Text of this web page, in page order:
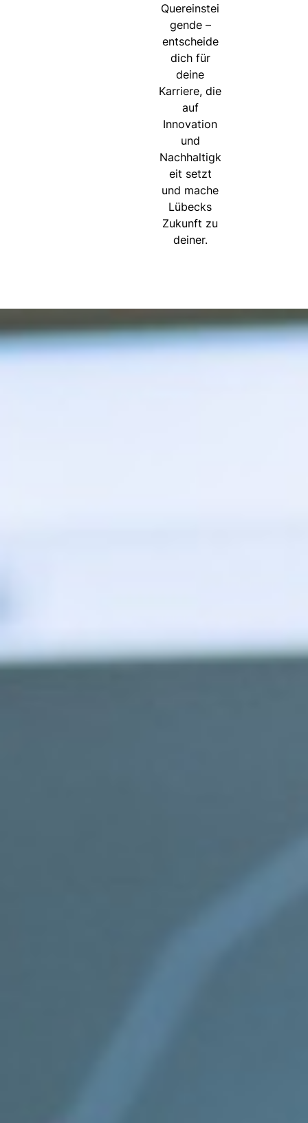
Quereinstei
gende –
entscheide
dich für
deine
Karriere, die
auf
Innovation
und
Nachhaltigk
eit setzt
und mache
Lübecks
Zukunft zu
deiner.